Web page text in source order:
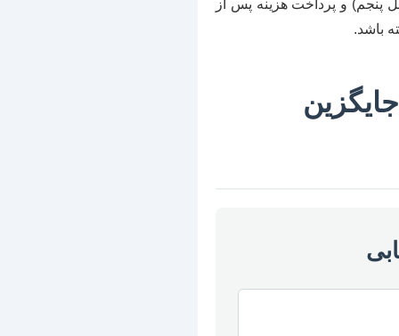
پنجم) و پرداخت هزینه پس از
باشد.